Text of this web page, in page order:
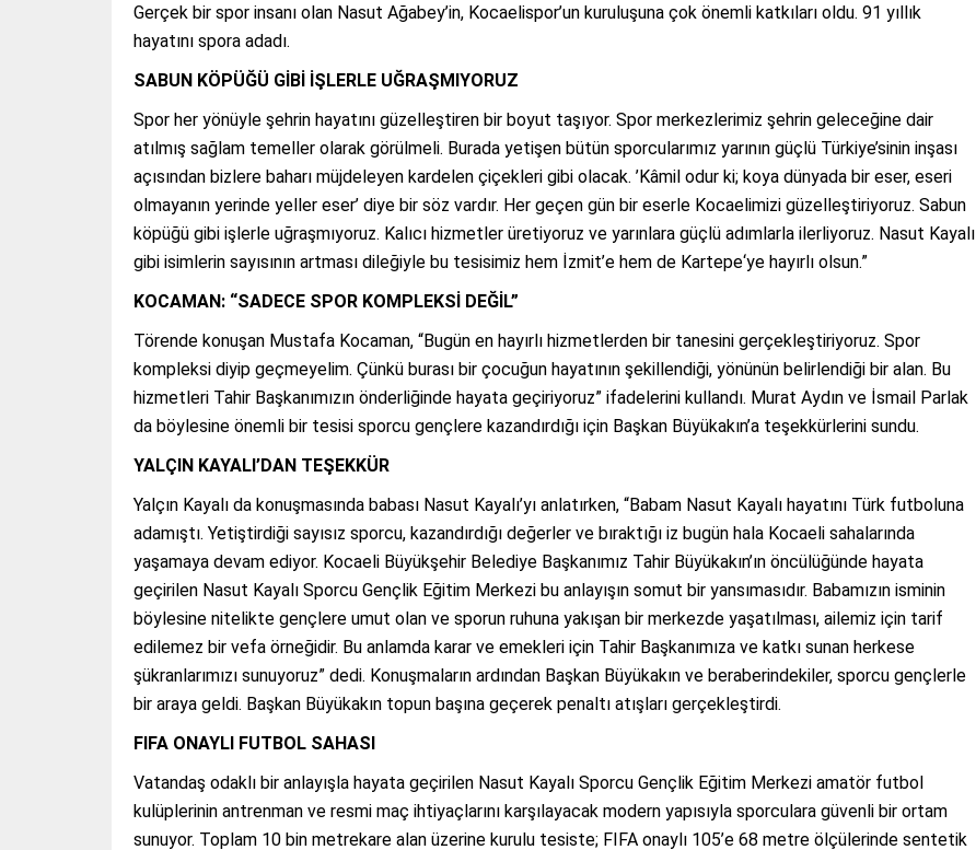
Gerçek bir spor insanı olan Nasut Ağabey’in, Kocaelispor’un kuruluşuna çok önemli katkıları oldu. 91 yıllık
hayatını spora adadı.
SABUN KÖPÜĞÜ GİBİ İŞLERLE UĞRAŞMIYORUZ
Spor her yönüyle şehrin hayatını güzelleştiren bir boyut taşıyor. Spor merkezlerimiz şehrin geleceğine dair
atılmış sağlam temeller olarak görülmeli. Burada yetişen bütün sporcularımız yarının güçlü Türkiye’sinin inşası
açısından bizlere baharı müjdeleyen kardelen çiçekleri gibi olacak. ’Kâmil odur ki; koya dünyada bir eser, eseri
olmayanın yerinde yeller eser’ diye bir söz vardır. Her geçen gün bir eserle Kocaelimizi güzelleştiriyoruz. Sabun
köpüğü gibi işlerle uğraşmıyoruz. Kalıcı hizmetler üretiyoruz ve yarınlara güçlü adımlarla ilerliyoruz. Nasut Kayalı
gibi isimlerin sayısının artması dileğiyle bu tesisimiz hem İzmit’e hem de Kartepe‘ye hayırlı olsun.”
KOCAMAN: “SADECE SPOR KOMPLEKSİ DEĞİL”
Törende konuşan Mustafa Kocaman, “Bugün en hayırlı hizmetlerden bir tanesini gerçekleştiriyoruz. Spor
kompleksi diyip geçmeyelim. Çünkü burası bir çocuğun hayatının şekillendiği, yönünün belirlendiği bir alan. Bu
hizmetleri Tahir Başkanımızın önderliğinde hayata geçiriyoruz” ifadelerini kullandı. Murat Aydın ve İsmail Parlak
da böylesine önemli bir tesisi sporcu gençlere kazandırdığı için Başkan Büyükakın’a teşekkürlerini sundu.
YALÇIN KAYALI’DAN TEŞEKKÜR
Yalçın Kayalı da konuşmasında babası Nasut Kayalı’yı anlatırken, “Babam Nasut Kayalı hayatını Türk futboluna
adamıştı. Yetiştirdiği sayısız sporcu, kazandırdığı değerler ve bıraktığı iz bugün hala Kocaeli sahalarında
yaşamaya devam ediyor. Kocaeli Büyükşehir Belediye Başkanımız Tahir Büyükakın’ın öncülüğünde hayata
geçirilen Nasut Kayalı Sporcu Gençlik Eğitim Merkezi bu anlayışın somut bir yansımasıdır. Babamızın isminin
böylesine nitelikte gençlere umut olan ve sporun ruhuna yakışan bir merkezde yaşatılması, ailemiz için tarif
edilemez bir vefa örneğidir. Bu anlamda karar ve emekleri için Tahir Başkanımıza ve katkı sunan herkese
şükranlarımızı sunuyoruz” dedi. Konuşmaların ardından Başkan Büyükakın ve beraberindekiler, sporcu gençlerle
bir araya geldi. Başkan Büyükakın topun başına geçerek penaltı atışları gerçekleştirdi.
FIFA ONAYLI FUTBOL SAHASI
Vatandaş odaklı bir anlayışla hayata geçirilen Nasut Kayalı Sporcu Gençlik Eğitim Merkezi amatör futbol
kulüplerinin antrenman ve resmi maç ihtiyaçlarını karşılayacak modern yapısıyla sporculara güvenli bir ortam
sunuyor. Toplam 10 bin metrekare alan üzerine kurulu tesiste; FIFA onaylı 105’e 68 metre ölçülerinde sentetik